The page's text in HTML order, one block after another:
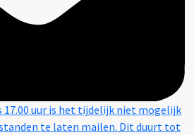
17.00 uur is het tijdelijk niet mogelijk
te laten mailen. Dit duurt tot